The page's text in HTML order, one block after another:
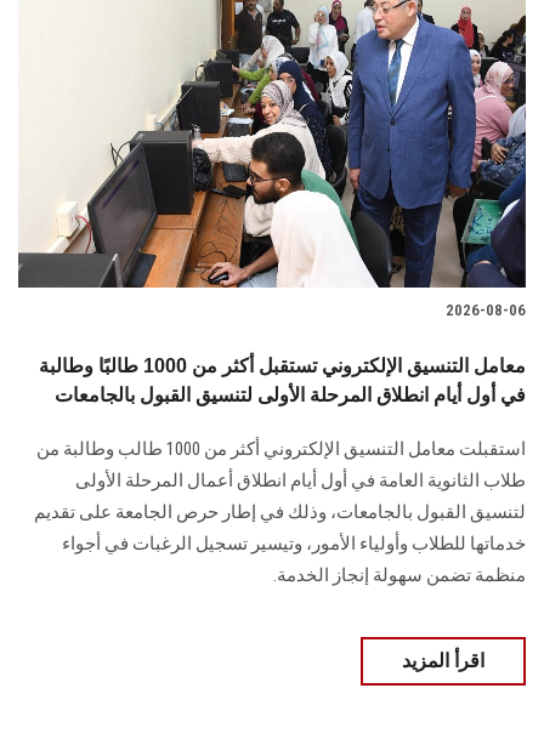
2026-08-06
معامل التنسيق الإلكتروني تستقبل أكثر من 1000 طالبًا وطالبة
في أول أيام انطلاق المرحلة الأولى لتنسيق القبول بالجامعات
استقبلت معامل التنسيق الإلكتروني أكثر من 1000 طالب وطالبة من
طلاب الثانوية العامة في أول أيام انطلاق أعمال المرحلة الأولى
لتنسيق القبول بالجامعات، وذلك في إطار حرص الجامعة على تقديم
خدماتها للطلاب وأولياء الأمور، وتيسير تسجيل الرغبات في أجواء
منظمة تضمن سهولة إنجاز الخدمة.
اقرأ المزيد